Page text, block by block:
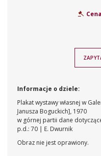
Informacje o dziele:
Plakat wystawy własnej w
Janusza Boguckich], 1970
w górnej partii dane
p.d.: 70 | E. Dwurnik
Obraz nie jest oprawiony.